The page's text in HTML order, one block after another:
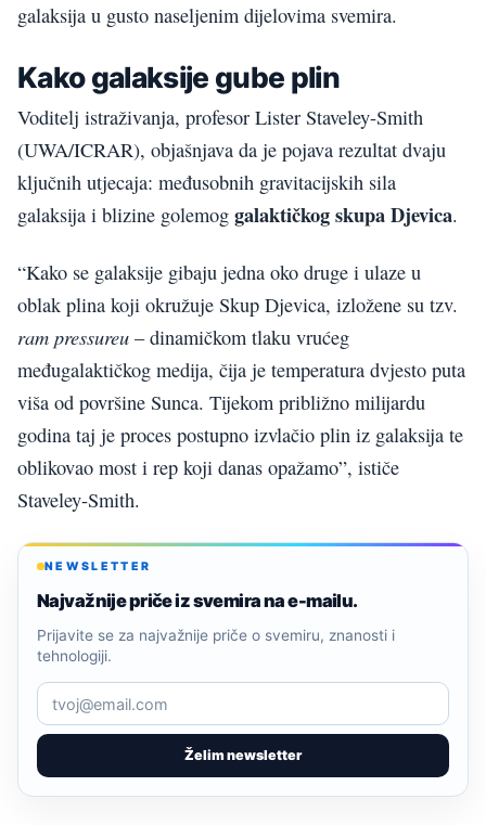
galaksija u gusto naseljenim dijelovima svemira.
Kako galaksije gube plin
Voditelj istraživanja, profesor Lister Staveley-Smith
(UWA/ICRAR), objašnjava da je pojava rezultat dvaju
ključnih utjecaja: međusobnih gravitacijskih sila
galaksija i blizine golemog galaktičkog skupa Djevica.
“Kako se galaksije gibaju jedna oko druge i ulaze u
oblak plina koji okružuje Skup Djevica, izložene su tzv.
ram pressureu – dinamičkom tlaku vrućeg
međugalaktičkog medija, čija je temperatura dvjesto puta
viša od površine Sunca. Tijekom približno milijardu
godina taj je proces postupno izvlačio plin iz galaksija te
oblikovao most i rep koji danas opažamo”, ističe
Staveley-Smith.
NEWSLETTER
Najvažnije priče iz svemira na e-mailu.
Želim newsletter
Prijavite se za najvažnije priče o svemiru, znanosti i
tehnologiji.